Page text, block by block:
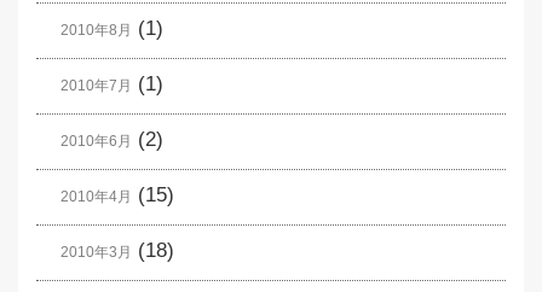
2010年8月 (1)
2010年7月 (1)
2010年6月 (2)
2010年4月 (15)
2010年3月 (18)